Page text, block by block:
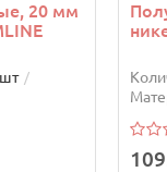
20 мм